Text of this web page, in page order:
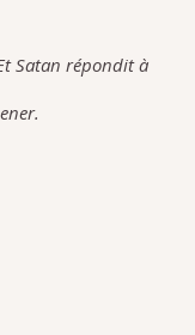
Satan répondit à